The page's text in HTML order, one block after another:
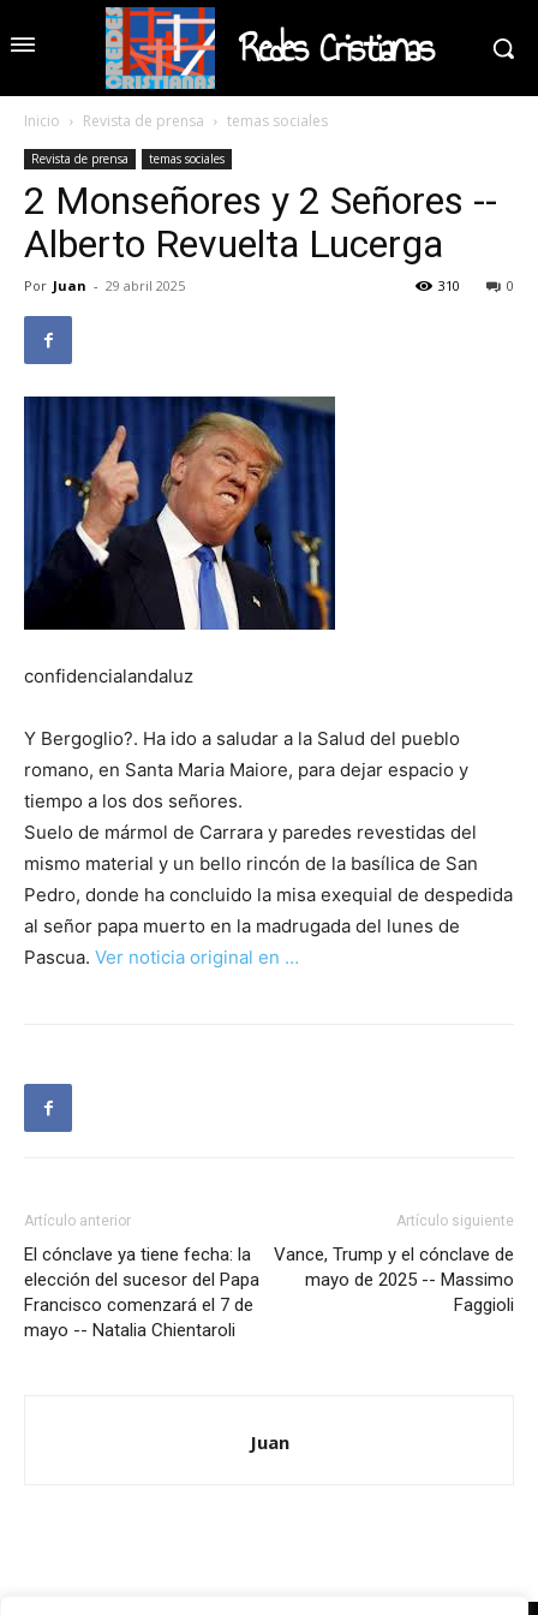
Redes Cristianas
Inicio Revista de prensa temas sociales
Revista de prensa temas sociales
2 Monseñores y 2 Señores --
Alberto Revuelta Lucerga
Por Juan - 29 abril 2025 0
310
confidencialandaluz
Y Bergoglio?. Ha ido a saludar a la Salud del pueblo
romano, en Santa Maria Maiore, para dejar espacio y
tiempo a los dos señores.
Suelo de mármol de Carrara y paredes revestidas del
mismo material y un bello rincón de la basílica de San
Pedro, donde ha concluido la misa exequial de despedida
al señor papa muerto en la madrugada del lunes de
Pascua. Ver noticia original en …
Artículo anterior
El cónclave ya tiene fecha: la
elección del sucesor del Papa
Francisco comenzará el 7 de
mayo -- Natalia Chientaroli
Artículo siguiente
Vance, Trump y el cónclave de
mayo de 2025 -- Massimo
Faggioli
Juan